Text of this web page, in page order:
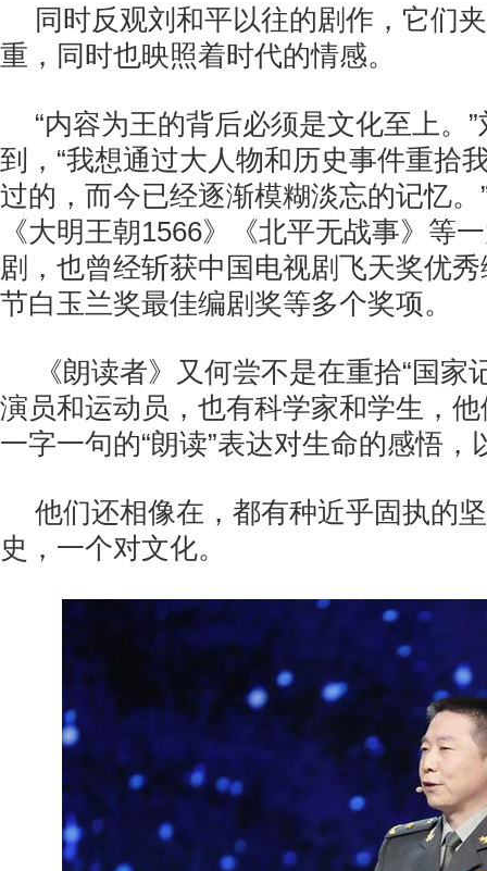
同时反观刘和平以往的剧作，它们
重，同时也映照着时代的情感。
“内容为王的背后必须是文化至上。
到，“我想通过大人物和历史事件重拾
过的，而今已经逐渐模糊淡忘的记忆。
《大明王朝1566》《北平无战事》等
剧，也曾经斩获中国电视剧飞天奖优
节白玉兰奖最佳编剧奖等多个奖项。
《朗读者》又何尝不是在重拾“国家
演员和运动员，也有科学家和学生，
一字一句的“朗读”表达对生命的感悟，
他们还相像在，都有种近乎固执的
史，一个对文化。